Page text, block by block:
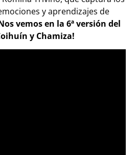
y aprendizajes de
vemos en la 6ª versión del
y Chamiza!